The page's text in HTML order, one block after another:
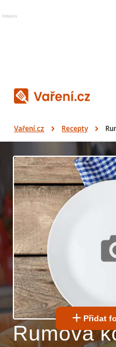
Reklama
Vaření.cz Recepty
Přidat
Rumová